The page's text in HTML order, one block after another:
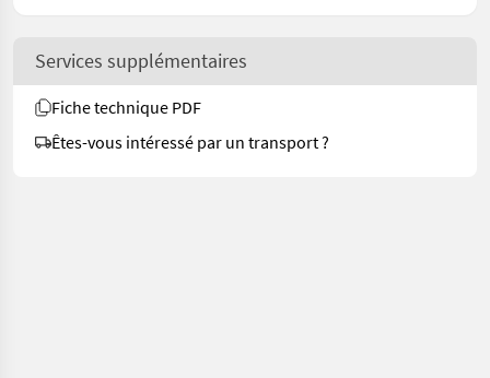
Services supplémentaires
Fiche technique PDF
Êtes-vous intéressé par un transport ?